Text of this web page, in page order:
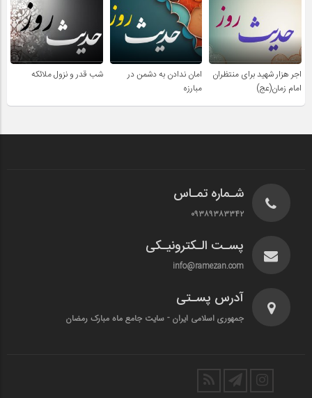
اجر هزار شهید برای منتظران
امام زمان(عج)
امان ندادن به دشمن در
مبارزه
شب قدر و نزول ملائکه
شـماره تمـاس
۰۹۳۸۹۳۸۳۳۴۲
پسـت الـکترونیـکی
info@ramezan.com
آدرس پسـتی
جمهوری اسلامی ایران - سایت جامع ماه مبارک رمضان